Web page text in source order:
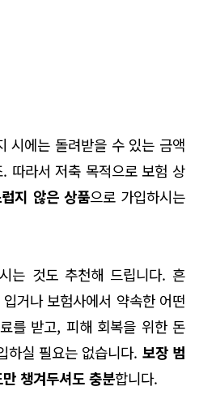
시에는 돌려받을 수 있는 금액
. 따라서 저축 목적으로 보험 상
지 않은 상품으로 가입하시는
는 것도 추천해 드립니다. 흔
거나 보험사에서 약속한 어떤
를 받고, 피해 회복을 위한 돈
하실 필요는 없습니다. 보장 범
챙겨두셔도 충분합니다.